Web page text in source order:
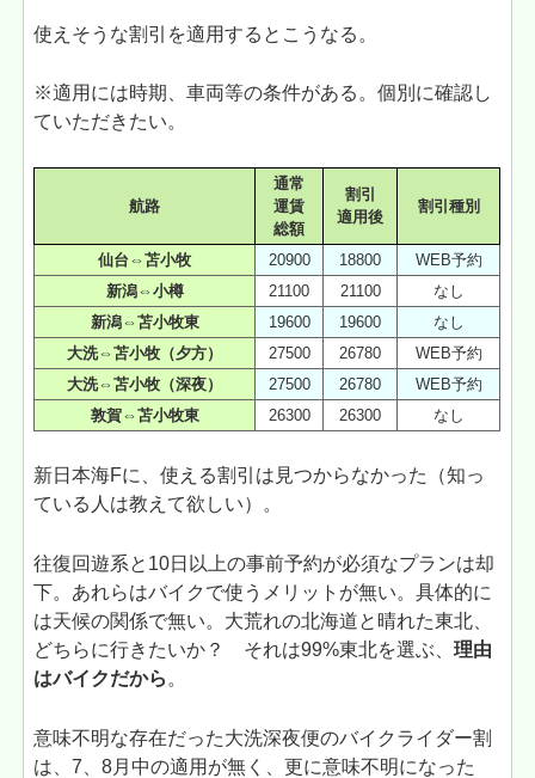
使えそうな割引を適用するとこうなる。
※適用には時期、車両等の条件がある。個別に確認し
ていただきたい。
航路
通常
運賃
総額
割引
適用後
割引種別
仙台⇔苫小牧 20900 18800
WEB予約
新潟⇔小樽
21100 21100
なし
新潟⇔苫小牧東
19600 19600
なし
大洗⇔苫小牧（夕方）
27500 26780
WEB予約
大洗⇔苫小牧（深夜）
27500 26780
WEB予約
敦賀⇔苫小牧東
26300 26300 なし
新日本海Fに、使える割引は見つからなかった（知っ
ている人は教えて欲しい）。
往復回遊系と10日以上の事前予約が必須なプランは却
下。あれらはバイクで使うメリットが無い。具体的に
は天候の関係で無い。大荒れの北海道と晴れた東北、
どちらに行きたいか？ それは99%東北を選ぶ、理由
はバイクだから 。
意味不明な存在だった大洗深夜便のバイクライダー割
は、7、8月中の適用が無く、更に意味不明になった